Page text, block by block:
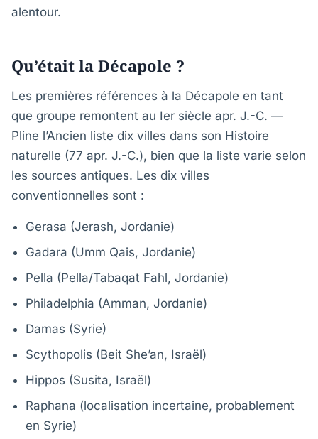
alentour.
Qu’était la Décapole ?
Les premières références à la Décapole en tant
que groupe remontent au Ier siècle apr. J.-C. —
Pline l’Ancien liste dix villes dans son Histoire
naturelle (77 apr. J.-C.), bien que la liste varie selon
les sources antiques. Les dix villes
conventionnelles sont :
Gerasa (Jerash, Jordanie)
Gadara (Umm Qais, Jordanie)
Pella (Pella/Tabaqat Fahl, Jordanie)
Philadelphia (Amman, Jordanie)
Damas (Syrie)
Scythopolis (Beit She’an, Israël)
Hippos (Susita, Israël)
Raphana (localisation incertaine, probablement
en Syrie)